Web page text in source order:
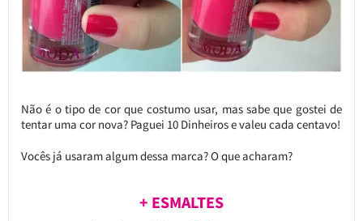
Não é o tipo de cor que costumo usar, mas sabe que gostei de
tentar uma cor nova? Paguei 10 Dinheiros e valeu cada centavo!
Vocês já usaram algum dessa marca? O que acharam?
+ ESMALTES